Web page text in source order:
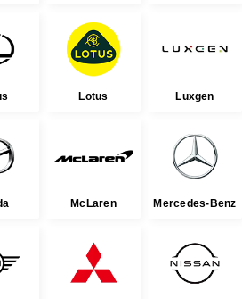
Lotus Luxgen
McLaren Mercedes-Benz